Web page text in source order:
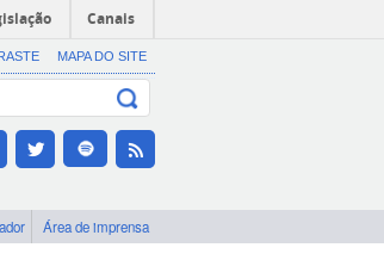
Canais
MAPA DO SITE
Área de imprensa